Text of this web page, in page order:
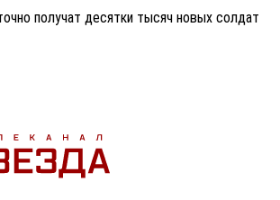
получат десятки тысяч новых солдат